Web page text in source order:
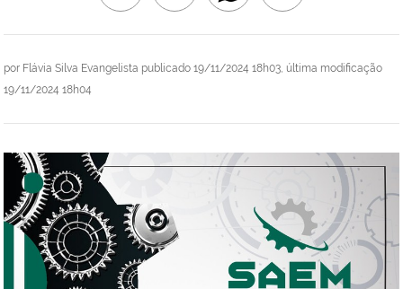
por Flávia Silva Evangelista publicado 19/11/2024 18h03, última modificação
19/11/2024 18h04